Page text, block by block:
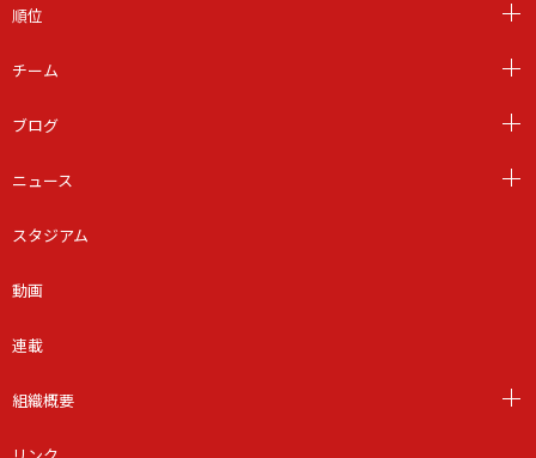
順位
チーム
ブログ
ニュース
スタジアム
動画
連載
組織概要